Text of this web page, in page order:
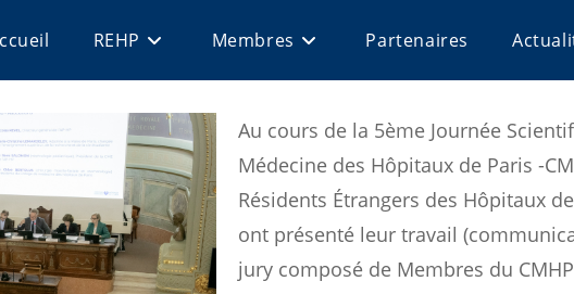
REHP Membres Partenaires
Au cours de la 5ème Journée
Médecine des Hôpitaux de Paris -
Résidents Étrangers des Hôpitaux
ont présenté leur travail
jury composé de Membres du